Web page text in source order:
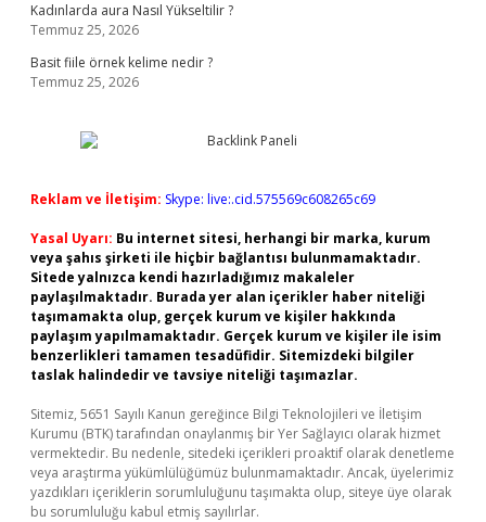
Kadınlarda aura Nasıl Yükseltilir ?
Temmuz 25, 2026
Basit fiile örnek kelime nedir ?
Temmuz 25, 2026
Reklam ve İletişim: Skype: live:.cid.575569c608265c69
Yasal Uyarı: Bu internet sitesi, herhangi bir marka, kurum
veya şahıs şirketi ile hiçbir bağlantısı bulunmamaktadır.
Sitede yalnızca kendi hazırladığımız makaleler
paylaşılmaktadır. Burada yer alan içerikler haber niteliği
taşımamakta olup, gerçek kurum ve kişiler hakkında
paylaşım yapılmamaktadır. Gerçek kurum ve kişiler ile isim
benzerlikleri tamamen tesadüfidir. Sitemizdeki bilgiler
taslak halindedir ve tavsiye niteliği taşımazlar.
Sitemiz, 5651 Sayılı Kanun gereğince Bilgi Teknolojileri ve İletişim
Kurumu (BTK) tarafından onaylanmış bir Yer Sağlayıcı olarak hizmet
vermektedir. Bu nedenle, sitedeki içerikleri proaktif olarak denetleme
veya araştırma yükümlülüğümüz bulunmamaktadır. Ancak, üyelerimiz
yazdıkları içeriklerin sorumluluğunu taşımakta olup, siteye üye olarak
bu sorumluluğu kabul etmiş sayılırlar.